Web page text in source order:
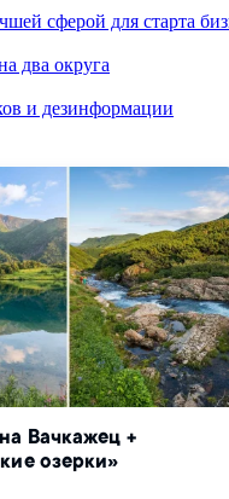
сферой для старта
два округа
и дезинформации